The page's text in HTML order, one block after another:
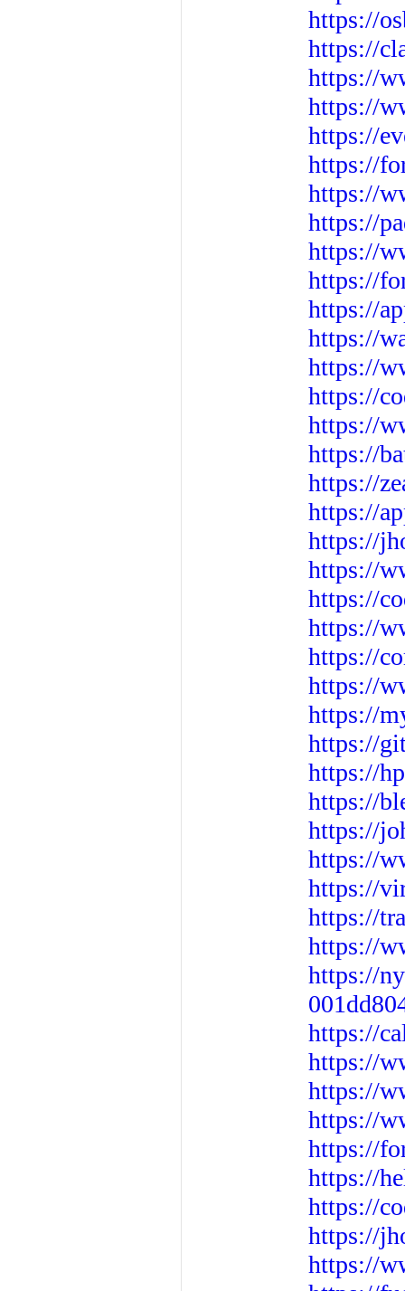
https://
https://
https://
https://
https://
https://
https://
https://
https://
https://
https://
https://
https://
https://
https://
https://
https://
https://
https://
https://
https://
https://
https://
https://
https://
https://
https://
https://
https://
https://
https://
https://
https://
https://
https://
https://
https://
https://
https://
https://
https://
https://
https://